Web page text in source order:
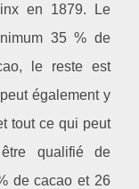
en 1879. Le
35 % de
le reste est
également y
tout ce qui peut
qualifié de
de cacao et 26